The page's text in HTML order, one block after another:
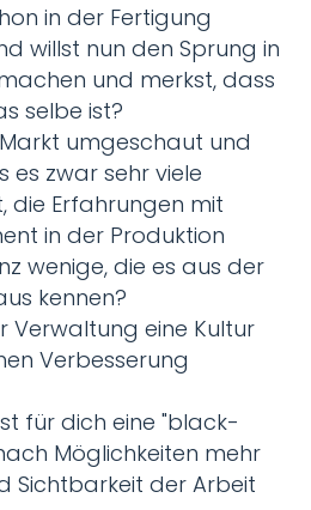
in der Fertigung
willst nun den Sprung in
und merkst, dass
selbe ist?
umgeschaut und
es zwar sehr viele
die Erfahrungen mit
in der Produktion
wenige, die es aus der
kennen?
Verwaltung eine Kultur
Verbesserung
für dich eine "black-
Möglichkeiten mehr
Sichtbarkeit der Arbeit